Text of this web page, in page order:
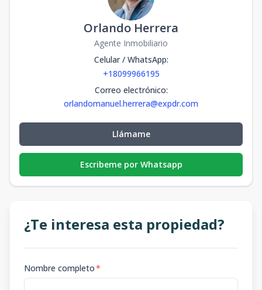
Orlando Herrera
Agente Inmobiliario
Celular / WhatsApp:
+18099966195
Correo electrónico:
orlandomanuel.herrera@expdr.com
Llámame
Escribeme por Whatsapp
¿Te interesa esta propiedad?
Nombre completo*